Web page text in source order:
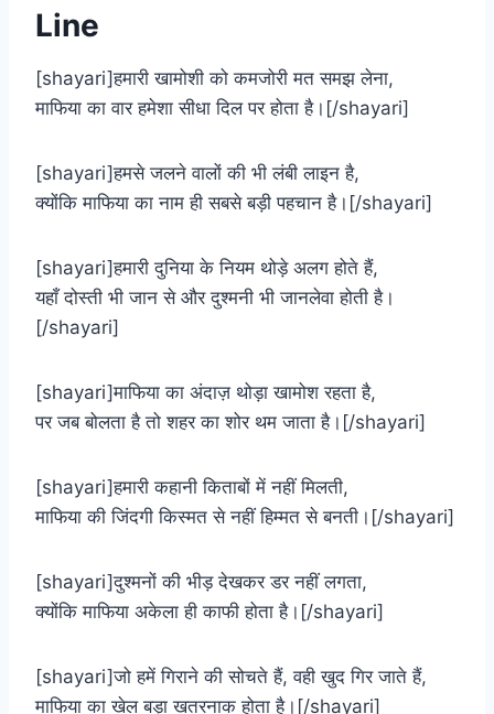
Line
[shayari]हमारी खामोशी को कमजोरी मत समझ लेना,
माफिया का वार हमेशा सीधा दिल पर होता है।[/shayari]
[shayari]हमसे जलने वालों की भी लंबी लाइन है,
क्योंकि माफिया का नाम ही सबसे बड़ी पहचान है।[/shayari]
[shayari]हमारी दुनिया के नियम थोड़े अलग होते हैं,
यहाँ दोस्ती भी जान से और दुश्मनी भी जानलेवा होती है।
[/shayari]
[shayari]माफिया का अंदाज़ थोड़ा खामोश रहता है,
पर जब बोलता है तो शहर का शोर थम जाता है।[/shayari]
[shayari]हमारी कहानी किताबों में नहीं मिलती,
माफिया की जिंदगी किस्मत से नहीं हिम्मत से बनती।[/shayari]
[shayari]दुश्मनों की भीड़ देखकर डर नहीं लगता,
क्योंकि माफिया अकेला ही काफी होता है।[/shayari]
[shayari]जो हमें गिराने की सोचते हैं, वही खुद गिर जाते हैं,
माफिया का खेल बड़ा खतरनाक होता है।[/shayari]